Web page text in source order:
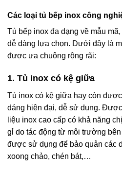
Các loại tủ bếp inox công
Tủ bếp inox đa dạng về mẫu
dễ dàng lựa chọn. Dưới đây là
được ưa chuộng rộng rãi:
1. Tủ inox có kệ giữa
Tủ inox có kệ giữa hay còn
dáng hiện đại, dễ sử dụng.
liệu inox cao cấp có khả năng
gỉ do tác động từ môi trường
được sử dụng để bảo quản các
xoong chảo, chén bát,…